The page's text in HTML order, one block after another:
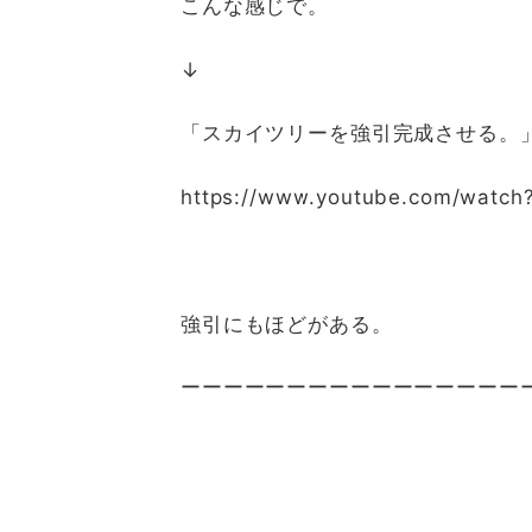
こんな感じで。
↓
「スカイツリーを強引完成させる。」
https://www.youtube.com/
強引にもほどがある。
ーーーーーーーーーーーーーーーー